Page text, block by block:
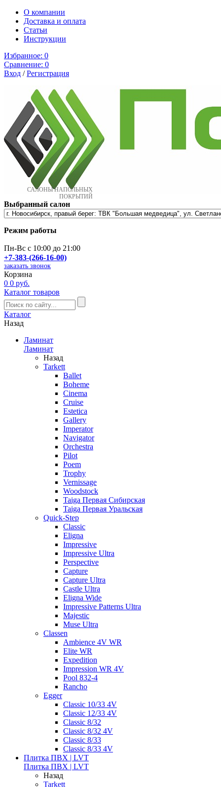
О компании
Доставка и оплата
Cтатьи
Инструкции
Избранное: 0
Сравнение: 0
Вход /Регистрация
САЛОНЫ НАПОЛЬНЫХ
ПОКРЫТИЙ
Выбранный салон
Режим работы
Пн-Вс с 10:00 до 21:00
+7-383-(266-16-00)
заказать звонок
Корзина
0 0 руб.
Каталог товаров
Каталог
Назад
Ламинат
Ламинат
Назад
Tarkett
Ballet
Boheme
Cinema
Cruise
Estetica
Gallery
Imperator
Navigator
Orchestra
Pilot
Poem
Trophy
Vernissage
Woodstock
Taiga Первая Сибирская
Taiga Первая Уральская
Quick-Step
Classic
Eligna
Impressive
Impressive Ultra
Perspective
Capture
Capture Ultra
Castle Ultra
Eligna Wide
Impressive Patterns Ultra
Majestic
Muse Ultra
Classen
Ambience 4V WR
Elite WR
Expedition
Impression WR 4V
Pool 832-4
Rancho
Egger
Classic 10/33 4V
Classic 12/33 4V
Classic 8/32
Classic 8/32 4V
Classic 8/33
Classic 8/33 4V
Плитка ПВХ | LVT
Плитка ПВХ | LVT
Назад
Tarkett